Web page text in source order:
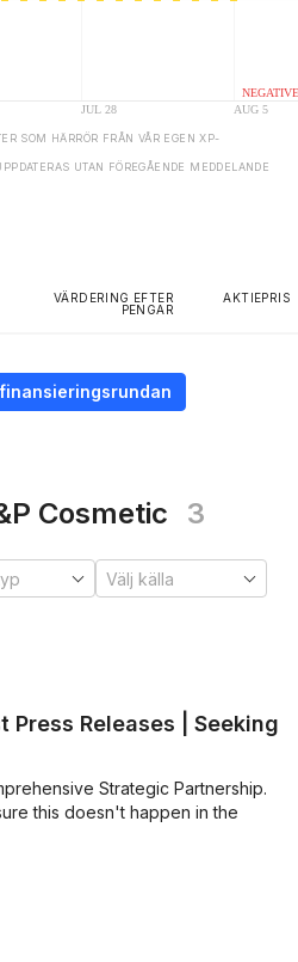
SOM HÄRRÖR FRÅN VÅR EGEN XP-
UTAN FÖREGÅENDE MEDDELANDE
VÄRDERING EFTER
PENGAR
AKTIEPRIS
Cosmetic 3
Press Releases | Seeking
Strategic Partnership.
this doesn't happen in the